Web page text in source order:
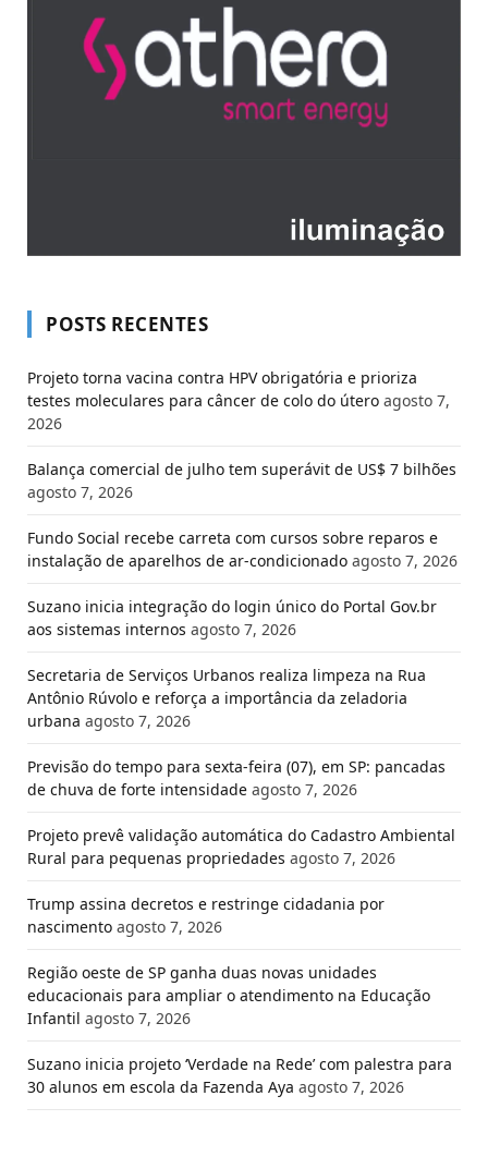
POSTS RECENTES
Projeto torna vacina contra HPV obrigatória e prioriza
testes moleculares para câncer de colo do útero agosto 7,
2026
Balança comercial de julho tem superávit de US$ 7 bilhões
agosto 7, 2026
Fundo Social recebe carreta com cursos sobre reparos e
instalação de aparelhos de ar-condicionado agosto 7, 2026
Suzano inicia integração do login único do Portal Gov.br
aos sistemas internos agosto 7, 2026
Secretaria de Serviços Urbanos realiza limpeza na Rua
Antônio Rúvolo e reforça a importância da zeladoria
urbana agosto 7, 2026
Previsão do tempo para sexta-feira (07), em SP: pancadas
de chuva de forte intensidade agosto 7, 2026
Projeto prevê validação automática do Cadastro Ambiental
Rural para pequenas propriedades agosto 7, 2026
Trump assina decretos e restringe cidadania por
nascimento agosto 7, 2026
Região oeste de SP ganha duas novas unidades
educacionais para ampliar o atendimento na Educação
Infantil agosto 7, 2026
Suzano inicia projeto ‘Verdade na Rede’ com palestra para
30 alunos em escola da Fazenda Aya agosto 7, 2026